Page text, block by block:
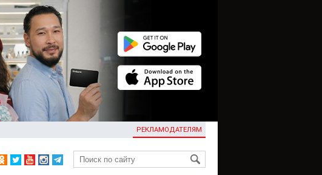
РЕКЛАМОДАТЕЛЯМ
KG